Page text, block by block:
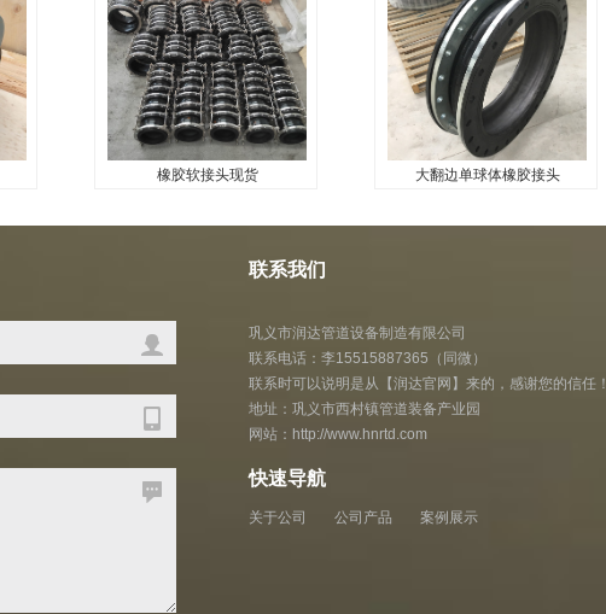
橡胶软接头现货 大翻边单球体橡胶接头
联系我们
巩义市润达管道设备制造有限公司
联系电话：李15515887365（同微）
联系时可以说明是从【润达官网】来的，感谢您的信任！
地址：巩义市西村镇管道装备产业园
网站： http://www.hnrtd.com
快速导航
关于公司 公司产品 案例展示